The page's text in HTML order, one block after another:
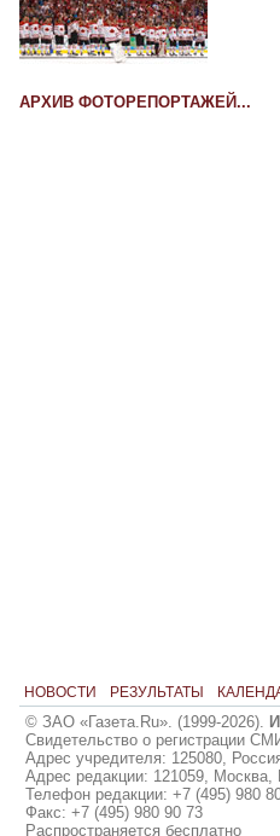
АРХИВ ФОТОРЕПОРТАЖЕЙ...
НОВОСТИ РЕЗУЛЬТАТЫ
© ЗАО «Газета.Ru». (1999-2026).
Свидетельство о регистрации
Адрес учредителя: 125080,
Адрес редакции: 121059, Москва,
Телефон редакции: +7 (495) 980
Факс: +7 (495) 980 90 73
Распространяется бесплатно